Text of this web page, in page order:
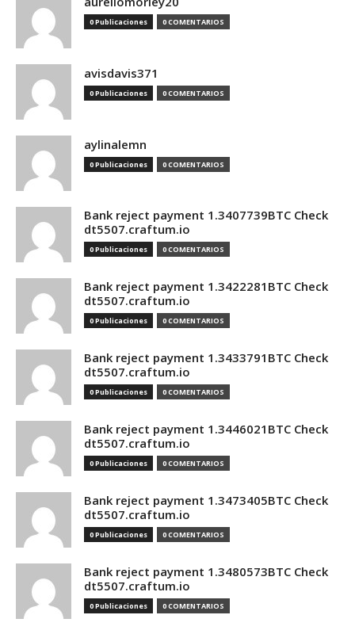
0 Publicaciones 0 COMENTARIOS
avisdavis371
0 Publicaciones 0 COMENTARIOS
aylinalemn
0 Publicaciones 0 COMENTARIOS
Bank reject payment 1.3407739BTC Check
dt5507.craftum.io
0 Publicaciones 0 COMENTARIOS
Bank reject payment 1.3422281BTC Check
dt5507.craftum.io
0 Publicaciones 0 COMENTARIOS
Bank reject payment 1.3433791BTC Check
dt5507.craftum.io
0 Publicaciones 0 COMENTARIOS
Bank reject payment 1.3446021BTC Check
dt5507.craftum.io
0 Publicaciones 0 COMENTARIOS
Bank reject payment 1.3473405BTC Check
dt5507.craftum.io
0 Publicaciones 0 COMENTARIOS
Bank reject payment 1.3480573BTC Check
dt5507.craftum.io
0 Publicaciones 0 COMENTARIOS